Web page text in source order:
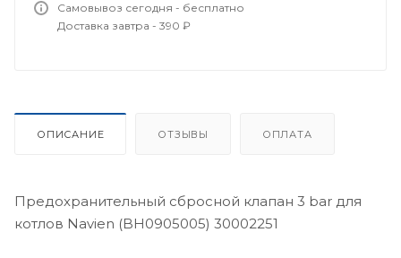
Самовывоз сегодня - бесплатно
Доставка завтра - 390 ₽
ОПИСАНИЕ ОТЗЫВЫ ОПЛАТА
Предохранительный сбросной клапан 3 bar для
котлов Navien (BH0905005) 30002251